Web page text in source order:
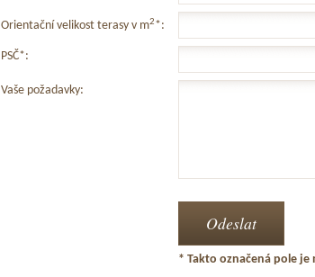
Orientační velikost terasy v m2*:
PSČ*:
Vaše požadavky:
* Takto označená pole